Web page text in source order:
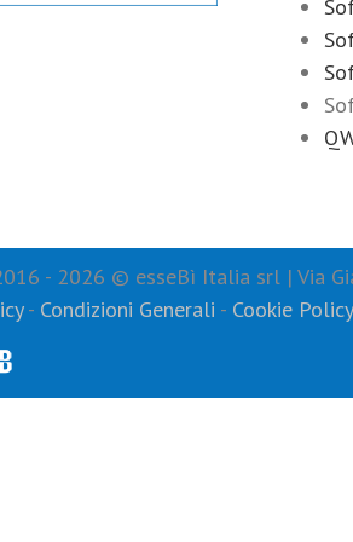
- 2026 © esseBì Italia srl | Via
- Condizioni Generali - Cookie Policy